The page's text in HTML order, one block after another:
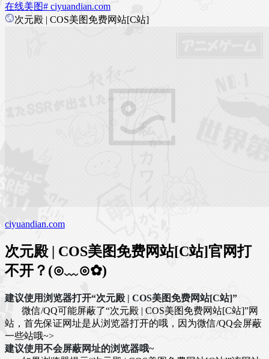
在线美图# ciyuandian.com
次元殿 | COS美图免费网站[C站]
ciyuandian.com
次元殿 | COS美图免费网站[C站]官网打
不开？(⊙﹏⊙✿)
建议使用浏览器打开“次元殿 | COS美图免费网站[C站]”
微信/QQ可能屏蔽了“次元殿 | COS美图免费网站[C站]”网
站，首先保证网址是从浏览器打开的哦，因为微信/QQ会屏蔽
一些站哦~>
建议使用不会屏蔽网址的浏览器哦~